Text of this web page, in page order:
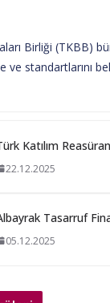
Birliği (TKBB)
ve standartlarını
Katılım
22.12.2025
Tasarruf
05.12.2025